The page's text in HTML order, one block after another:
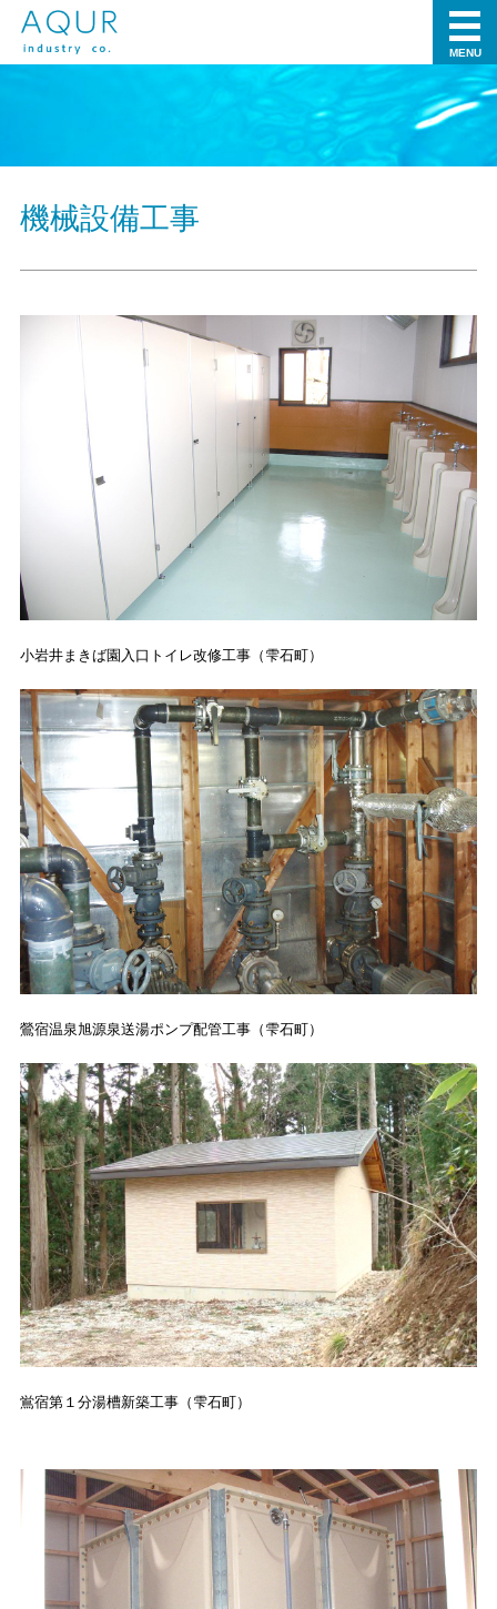
機械設備工事
小岩井まきば園入口トイレ改修工事（雫石町）
鶯宿温泉旭源泉送湯ポンプ配管工事（雫石町）
鴬宿第１分湯槽新築工事（雫石町）
MENU